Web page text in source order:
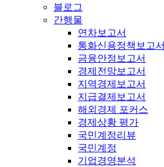
블로그
간행물
연차보고서
통화신용정책보고서
금융안정보고서
경제전망보고서
지역경제보고서
지급결제보고서
해외경제 포커스
경제상황 평가
국민계정리뷰
국민계정
기업경영분석